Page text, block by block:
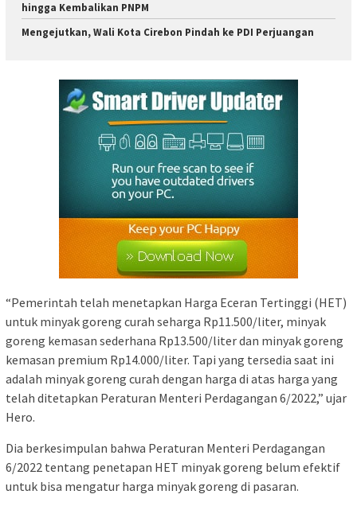
hingga Kembalikan PNPM
Mengejutkan, Wali Kota Cirebon Pindah ke PDI Perjuangan
“Pemerintah telah menetapkan Harga Eceran Tertinggi (HET)
untuk minyak goreng curah seharga Rp11.500/liter, minyak
goreng kemasan sederhana Rp13.500/liter dan minyak goreng
kemasan premium Rp14.000/liter. Tapi yang tersedia saat ini
adalah minyak goreng curah dengan harga di atas harga yang
telah ditetapkan Peraturan Menteri Perdagangan 6/2022,” ujar
Hero.
Dia berkesimpulan bahwa Peraturan Menteri Perdagangan
6/2022 tentang penetapan HET minyak goreng belum efektif
untuk bisa mengatur harga minyak goreng di pasaran.